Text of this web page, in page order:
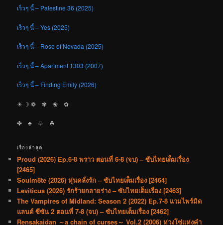
เร็วๆ นี้ – Palestine 36 (2025)
เร็วๆ นี้ – Yes (2025)
เร็วๆ นี้ – Rose of Nevada (2025)
เร็วๆ นี้ – Apartment 1303 (2007)
เร็วๆ นี้ – Finding Emily (2026)
☀︎ ☽ ❁ ✾ ❀ ✿
✤ ♣︎ ♧ ☘︎
เรื่องล่าสุด
Proud (2026) Ep.6-8 พราว ตอนที่ 6-8 (จบ) – ซับไทยเต็มเรื่อง
[2465]
Soulm8te (2026) หุ่นคลั่งรัก – ซับไทยเต็มเรื่อง [2464]
Leviticus (2026) รักร้ายกลายร่าง – ซับไทยเต็มเรื่อง [2463]
The Vampires of Midland: Season 2 (2022) Ep.7-8 แวมไพร์มิด
แลนด์ ซีซัน 2 ตอนที่ 7-8 (จบ) – ซับไทยเต็มเรื่อง [2462]
Rensakaidan ～a chain of curses～ Vol.2 (2006) ห่วงโซ่แห่งคำ